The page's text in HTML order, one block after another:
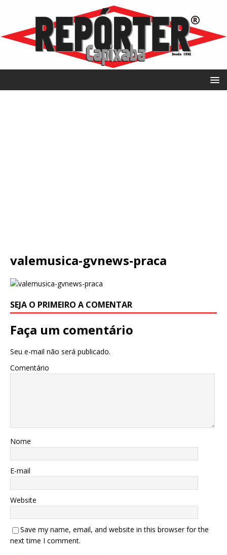
valemusica-gvnews-praca
SEJA O PRIMEIRO A COMENTAR
Faça um comentário
Seu e-mail não será publicado.
Comentário
Nome
E-mail
Website
Save my name, email, and website in this browser for the
next time I comment.